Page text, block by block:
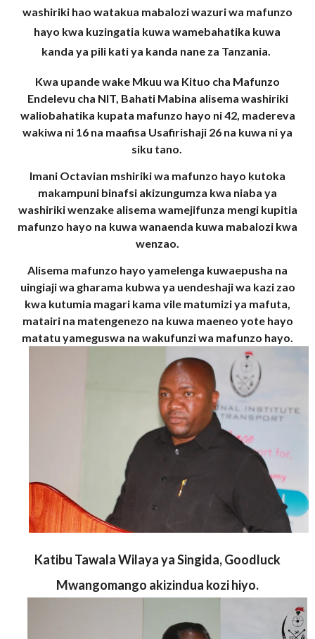
washiriki hao watakua mabalozi wazuri wa mafunzo
hayo kwa kuzingatia kuwa wamebahatika kuwa
kanda ya pili kati ya kanda nane za Tanzania.
Kwa upande wake Mkuu wa Kituo cha Mafunzo
Endelevu cha NIT, Bahati Mabina alisema washiriki
waliobahatika kupata mafunzo hayo ni 42, madereva
wakiwa ni 16 na maafisa Usafirishaji 26 na kuwa ni ya
siku tano.
Imani Octavian mshiriki wa mafunzo hayo kutoka
makampuni binafsi akizungumza kwa niaba ya
washiriki wenzake alisema wamejifunza mengi kupitia
mafunzo hayo na kuwa wanaenda kuwa mabalozi kwa
wenzao.
Alisema mafunzo hayo yamelenga kuwaepusha na
uingiaji wa gharama kubwa ya uendeshaji wa kazi zao
kwa kutumia magari kama vile matumizi ya mafuta,
matairi na matengenezo na kuwa maeneo yote hayo
matatu yameguswa na wakufunzi wa mafunzo hayo.
Katibu Tawala Wilaya ya Singida, Goodluck
Mwangomango akizindua kozi hiyo.